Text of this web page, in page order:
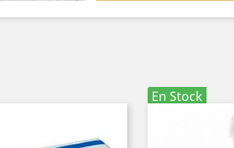
En Stock